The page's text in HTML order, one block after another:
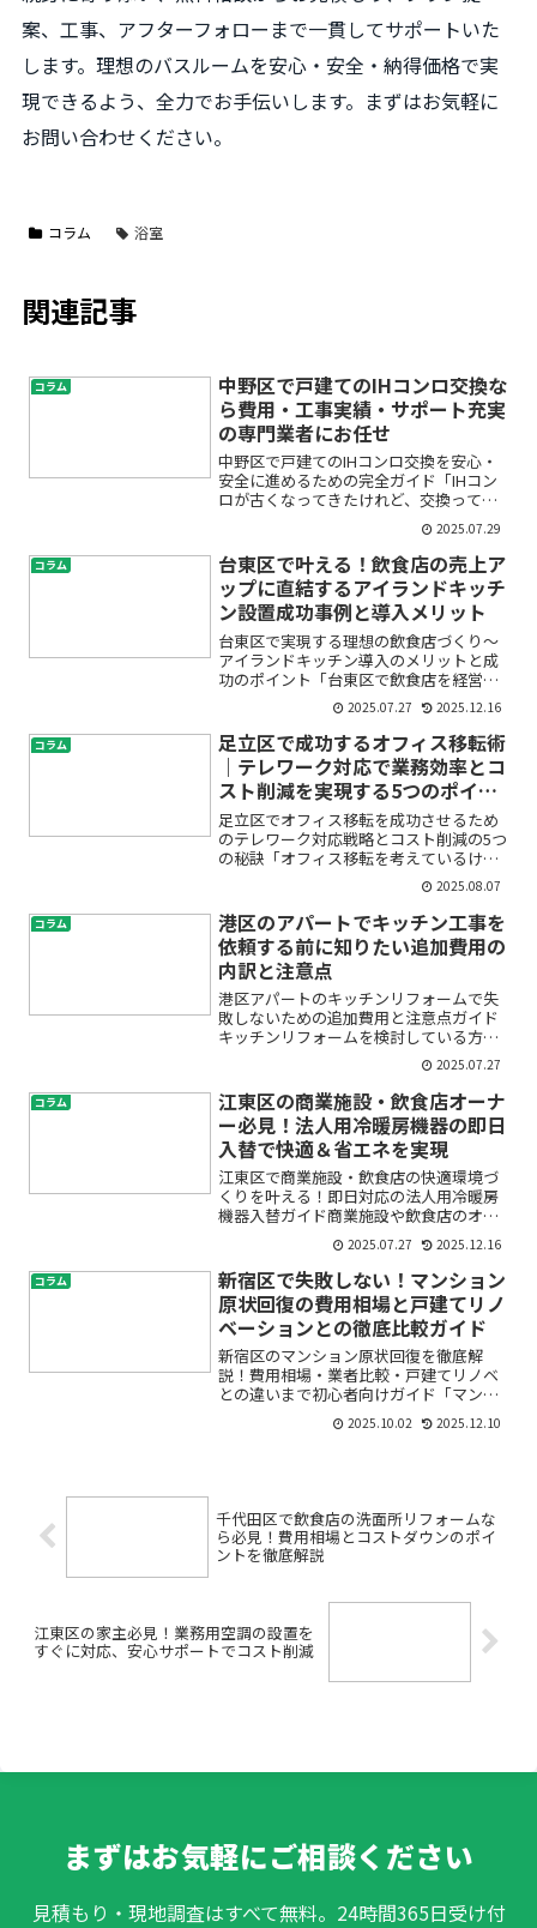
案、工事、アフターフォローまで一貫してサポートいた
します。理想のバスルームを安心・安全・納得価格で実
現できるよう、全力でお手伝いします。まずはお気軽に
お問い合わせください。
コラム 浴室
関連記事
コラム
中野区で戸建てのIHコンロ交換な
ら費用・工事実績・サポート充実
の専門業者にお任せ
中野区で戸建てのIHコンロ交換を安心・
安全に進めるための完全ガイド「IHコン
ロが古くなってきたけれど、交換って難
しいの？」「どんな業者に頼めば失敗し
ない？」そんなお悩みをお持ちではあり
ませんか。特に中野区で戸建てにお住ま
いの方は、キッチンの...
2025.07.29
コラム
台東区で叶える！飲食店の売上ア
ップに直結するアイランドキッチ
ン設置成功事例と導入メリット
台東区で実現する理想の飲食店づくり〜
アイランドキッチン導入のメリットと成
功のポイント「台東区で飲食店を経営し
ている」「これから新たな店舗開業や改
装を考えている」という方にとって、お
客様に選ばれるお店づくりは非常に大き
なテーマです。「もっと売...
2025.07.27 2025.12.16
コラム
足立区で成功するオフィス移転術
｜テレワーク対応で業務効率とコ
スト削減を実現する5つのポイン
ト
足立区でオフィス移転を成功させるため
のテレワーク対応戦略とコスト削減の5つ
の秘訣「オフィス移転を考えているけれ
ど、どこから手をつけていいか分からな
い」「テレワーク導入やリモートワーク
環境も整えたいけど不安…」「移転費用
は抑えたいし、セキュリ...
2025.08.07
コラム
港区のアパートでキッチン工事を
依頼する前に知りたい追加費用の
内訳と注意点
港区アパートのキッチンリフォームで失
敗しないための追加費用と注意点ガイド
キッチンリフォームを検討している方の
多くが、「見積もりより高くなるので
は？」「追加費用が後からどんどん発生
したらどうしよう」といった不安を感じ
ていらっしゃるのではないで...
2025.07.27
コラム
江東区の商業施設・飲食店オーナ
ー必見！法人用冷暖房機器の即日
入替で快適＆省エネを実現
江東区で商業施設・飲食店の快適環境づ
くりを叶える！即日対応の法人用冷暖房
機器入替ガイド商業施設や飲食店のオー
ナー様にとって、冷暖房機器の故障や老
朽化は大きな悩みですよね。「急にエア
コンが効かない」「交換したいけど営業
に支障が出るのが心配」「...
2025.07.27 2025.12.16
コラム
新宿区で失敗しない！マンション
原状回復の費用相場と戸建てリノ
ベーションとの徹底比較ガイド
新宿区のマンション原状回復を徹底解
説！費用相場・業者比較・戸建てリノベ
との違いまで初心者向けガイド「マンシ
ョン退去時の原状回復って、どれくらい
お金がかかるの？」「業者選びで失敗し
2025.10.02 2025.12.10
千代田区で飲食店の洗面所リフォームな
ら必見！費用相場とコストダウンのポイ
ントを徹底解説
江東区の家主必見！業務用空調の設置を
すぐに対応、安心サポートでコスト削減
まずはお気軽にご相談ください
見積もり・現地調査はすべて無料。24時間365日受け付